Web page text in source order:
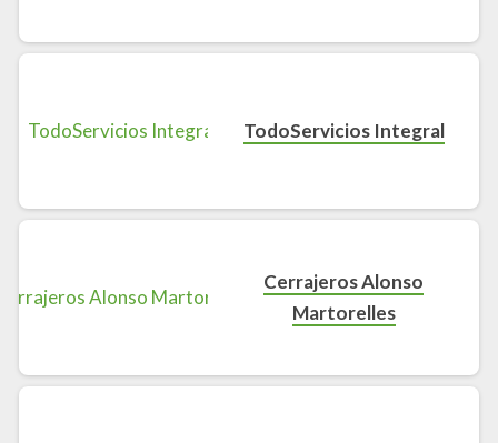
TodoServicios Integral
Cerrajeros Alonso
Martorelles